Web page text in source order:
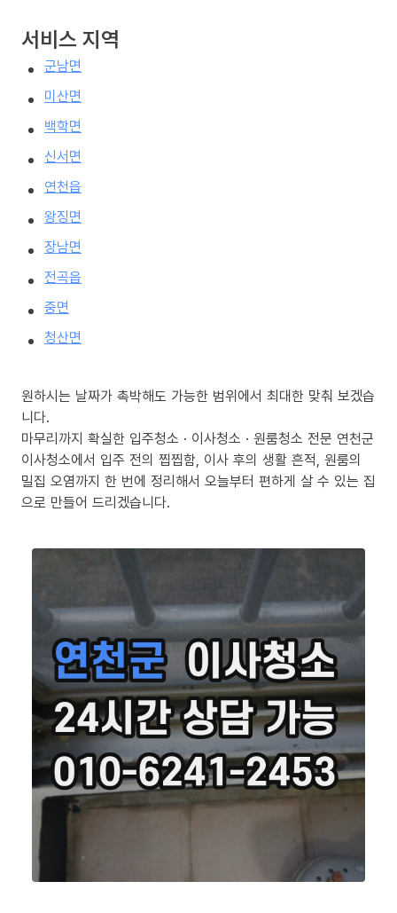
서비스 지역
군남면
미산면
백학면
신서면
연천읍
왕징면
장남면
전곡읍
중면
청산면
원하시는 날짜가 촉박해도 가능한 범위에서 최대한 맞춰 보겠습
니다.
마무리까지 확실한 입주청소 · 이사청소 · 원룸청소 전문 연천군
이사청소에서 입주 전의 찝찝함, 이사 후의 생활 흔적, 원룸의
밀집 오염까지 한 번에 정리해서 오늘부터 편하게 살 수 있는 집
으로 만들어 드리겠습니다.